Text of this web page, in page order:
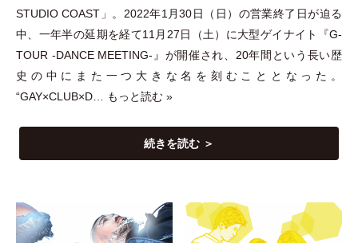
STUDIO COAST 」 。2022年1月30日 （ 日 ） の営業終了日が迫る
中、一年半の延期を経て11月27日
（土） に大型ゲイナイト『G-
TOUR -DANCE MEETING-』が開催され、20年間という長い歴
史の中にまた一つ大きな名を刻むこととなった。
“GAY×CLUB×D…
もっと読む »
続きを読む ＞